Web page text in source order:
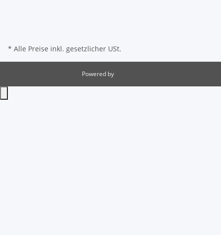
* Alle Preise inkl. gesetzlicher USt.
Powered by